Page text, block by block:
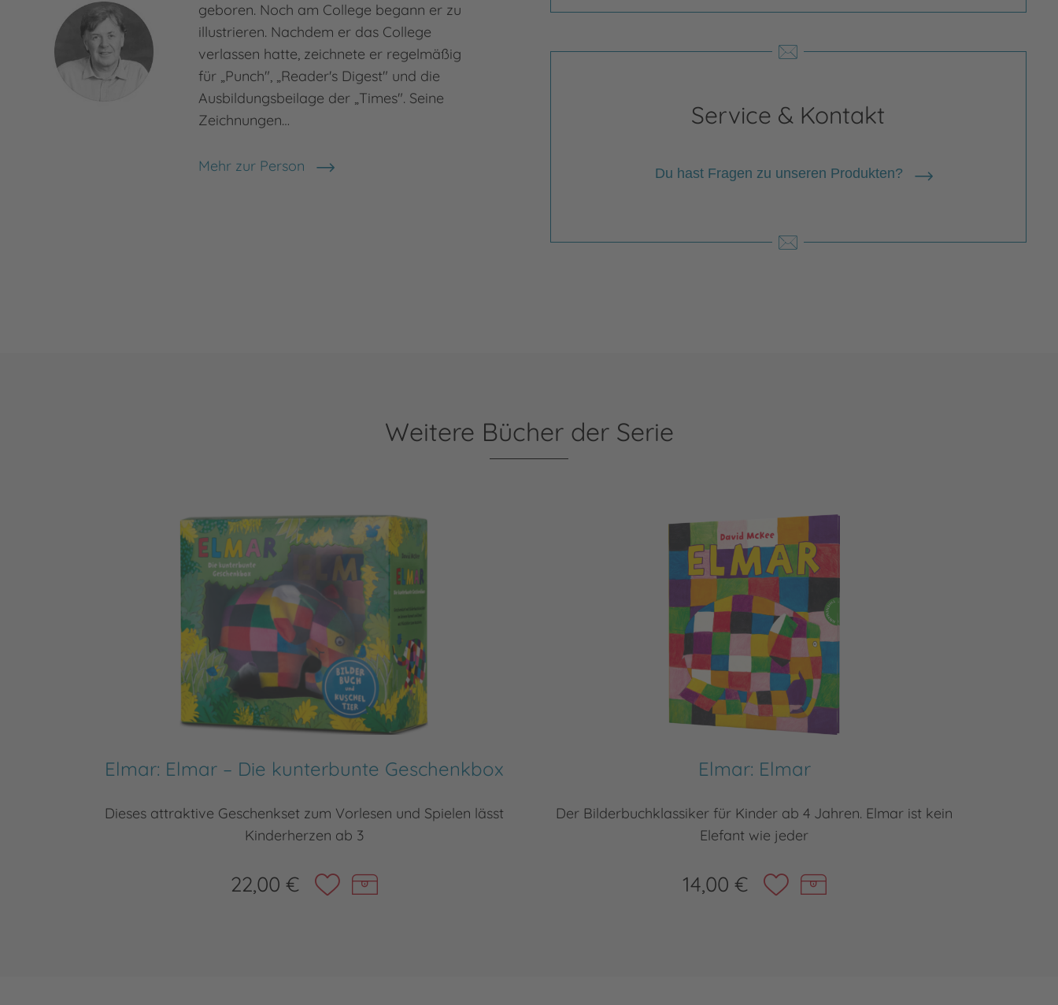
Service & Kontakt
Du hast Fragen zu unseren Produkten?
geboren. Noch am College begann er zu
illustrieren. Nachdem er das College
verlassen hatte, zeichnete er regelmäßig
für „Punch", „Reader's Digest" und die
Ausbildungsbeilage der „Times". Seine
Zeichnungen…
Mehr zur Person
David McKee
Weitere Bücher der Serie
Elmar: Elmar – Die kunterbunte Geschenkbox
Dieses attraktive Geschenkset zum Vorlesen und Spielen lässt
Kinderherzen ab 3
22,00 €
Elmar: Elmar
Der Bilderbuchklassiker für Kinder ab 4 Jahren. Elmar ist kein
Elefant wie jeder
14,00 €